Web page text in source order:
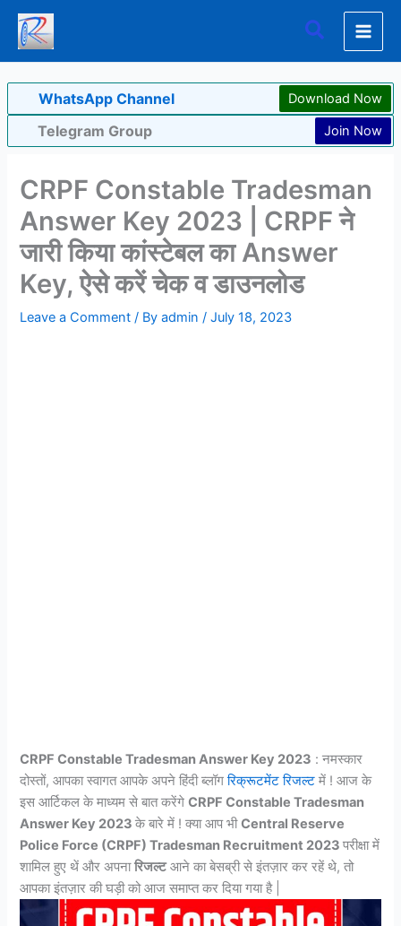
Skip
content
Search
WhatsApp Channel Download Now
Telegram Group Join Now
CRPF Constable Tradesman
Answer Key 2023 | CRPF ने
जारी किया कांस्टेबल का Answer
Key, ऐसे करें चेक व डाउनलोड
Leave a Comment / Byadmin/July 18, 2023
CRPF Constable Tradesman Answer Key 2023 : नमस्कार
दोस्तों, आपका स्वागत आपके अपने हिंदी ब्लॉगरिक्रूटमेंट रिजल्ट में ! आज के
इस आर्टिकल के माध्यम से बात करेंगेCRPF Constable Tradesman
Answer Key 2023 के बारे में ! क्या आप भीCentral Reserve
Police Force (CRPF) Tradesman Recruitment 2023परीक्षा में
शामिल हुए थें और अपनारिजल्टआने का बेसब्री से इंतज़ार कर रहें थे, तो
आपका इंतज़ार की घड़ी को आज समाप्त कर दिया गया है |